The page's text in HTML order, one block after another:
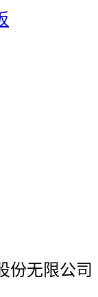
份无限公司